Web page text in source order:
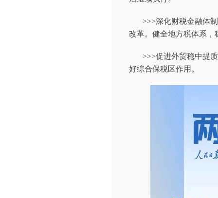
>>>深化财税金融体
改革。健全地方税体系，
>>>促进外贸稳中提
好综合保税区作用。